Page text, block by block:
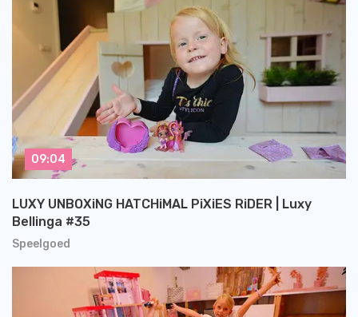
Speelgoed
LUXY UNBOXiNG HATCHiMAL PiXiES RiDER | Luxy
Bellinga #35
09:04